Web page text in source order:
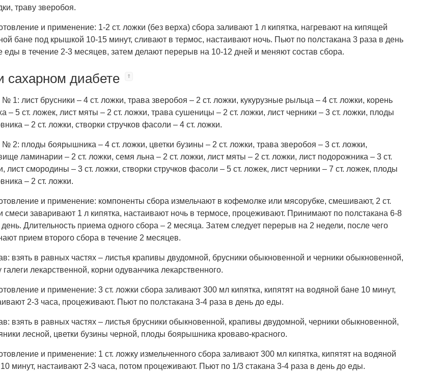
траву зверобоя.
и применение: 1-2 ст. ложки (без верха) сбора заливают 1 л кипятка, нагревают на кипящей
бане под крышкой 10-15 минут, сливают в термос, настаивают ночь. Пьют по полстакана 3 раза в день
еды в течение 2-3 месяцев, затем делают перерыв на 10-12 дней и меняют состав сбора.
сахарном диабете
1: лист брусники – 4 ст. ложки, трава зверобоя – 2 ст. ложки, кукурузные рыльца – 4 ст. ложки, корень
– 5 ст. ложек, лист мяты – 2 ст. ложки, трава сушеницы – 2 ст. ложки, лист черники – 3 ст. ложки, плоды
– 2 ст. ложки, створки стручков фасоли – 4 ст. ложки.
2: плоды боярышника – 4 ст. ложки, цветки бузины – 2 ст. ложки, трава зверобоя – 3 ст. ложки,
ламинарии – 2 ст. ложки, семя льна – 2 ст. ложки, лист мяты – 2 ст. ложки, лист подорожника – 3 ст.
лист смородины – 3 ст. ложки, створки стручков фасоли – 5 ст. ложек, лист черники – 7 ст. ложек, плоды
– 2 ст. ложки.
и применение: компоненты сбора измельчают в кофемолке или мясорубке, смешивают, 2 ст.
смеси заваривают 1 л кипятка, настаивают ночь в термосе, процеживают. Принимают по полстакана 6-8
день. Длительность приема одного сбора – 2 месяца. Затем следует перерыв на 2 недели, после чего
прием второго сбора в течение 2 месяцев.
взять в равных частях – листья крапивы двудомной, брусники обыкновенной и черники обыкновенной,
галеги лекарственной, корни одуванчика лекарственного.
и применение: 3 ст. ложки сбора заливают 300 мл кипятка, кипятят на водяной бане 10 минут,
2-3 часа, процеживают. Пьют по полстакана 3-4 раза в день до еды.
взять в равных частях – листья брусники обыкновенной, крапивы двудомной, черники обыкновенной,
лесной, цветки бузины черной, плоды боярышника кроваво-красного.
и применение: 1 ст. ложку измельченного сбора заливают 300 мл кипятка, кипятят на водяной
минут, настаивают 2-3 часа, потом процеживают. Пьют по 1/3 стакана 3-4 раза в день до еды.